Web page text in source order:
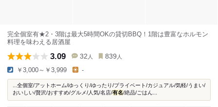
完全個室有★2・3階は最大5時間OKの貸切BBQ！1階は豊富なホルモン
料理を味わえる居酒屋
3.09 32 人 839 人
￥3,000～￥3,999 -
...全個室/アットホーム/ゆっくり/ゆったり/プライベート/カジュアル/気軽/うまい/
おいしい/贅沢/おすすめ/グルメ/人気/名店/有名/絶品/ごはん...